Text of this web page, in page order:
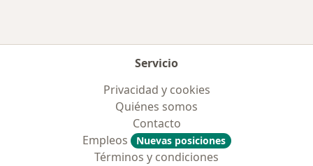
Servicio
Privacidad y cookies
Quiénes somos
Contacto
Empleos
Nuevas posiciones
Términos y condiciones